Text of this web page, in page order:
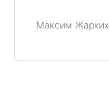
Максим Жарких